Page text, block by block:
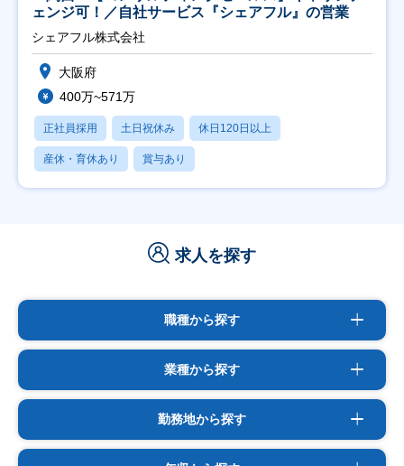
ェンジ可！／自社サービス『シェアフル』の営業
シェアフル株式会社
大阪府
400万~571万
正社員採用 土日祝休み 休日120日以上
産休・育休あり 賞与あり
求人を探す
職種から探す
業種から探す
勤務地から探す